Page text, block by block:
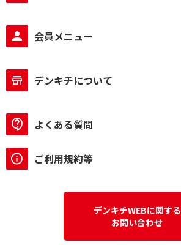
会員メニュー
デンキチについて
よくある質問
ご利用規約等
デンキチWEBに関する
お問い合わせ